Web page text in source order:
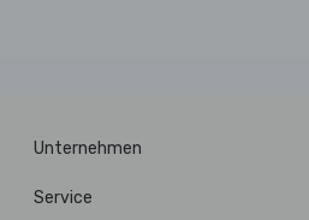
Unternehmen
Service